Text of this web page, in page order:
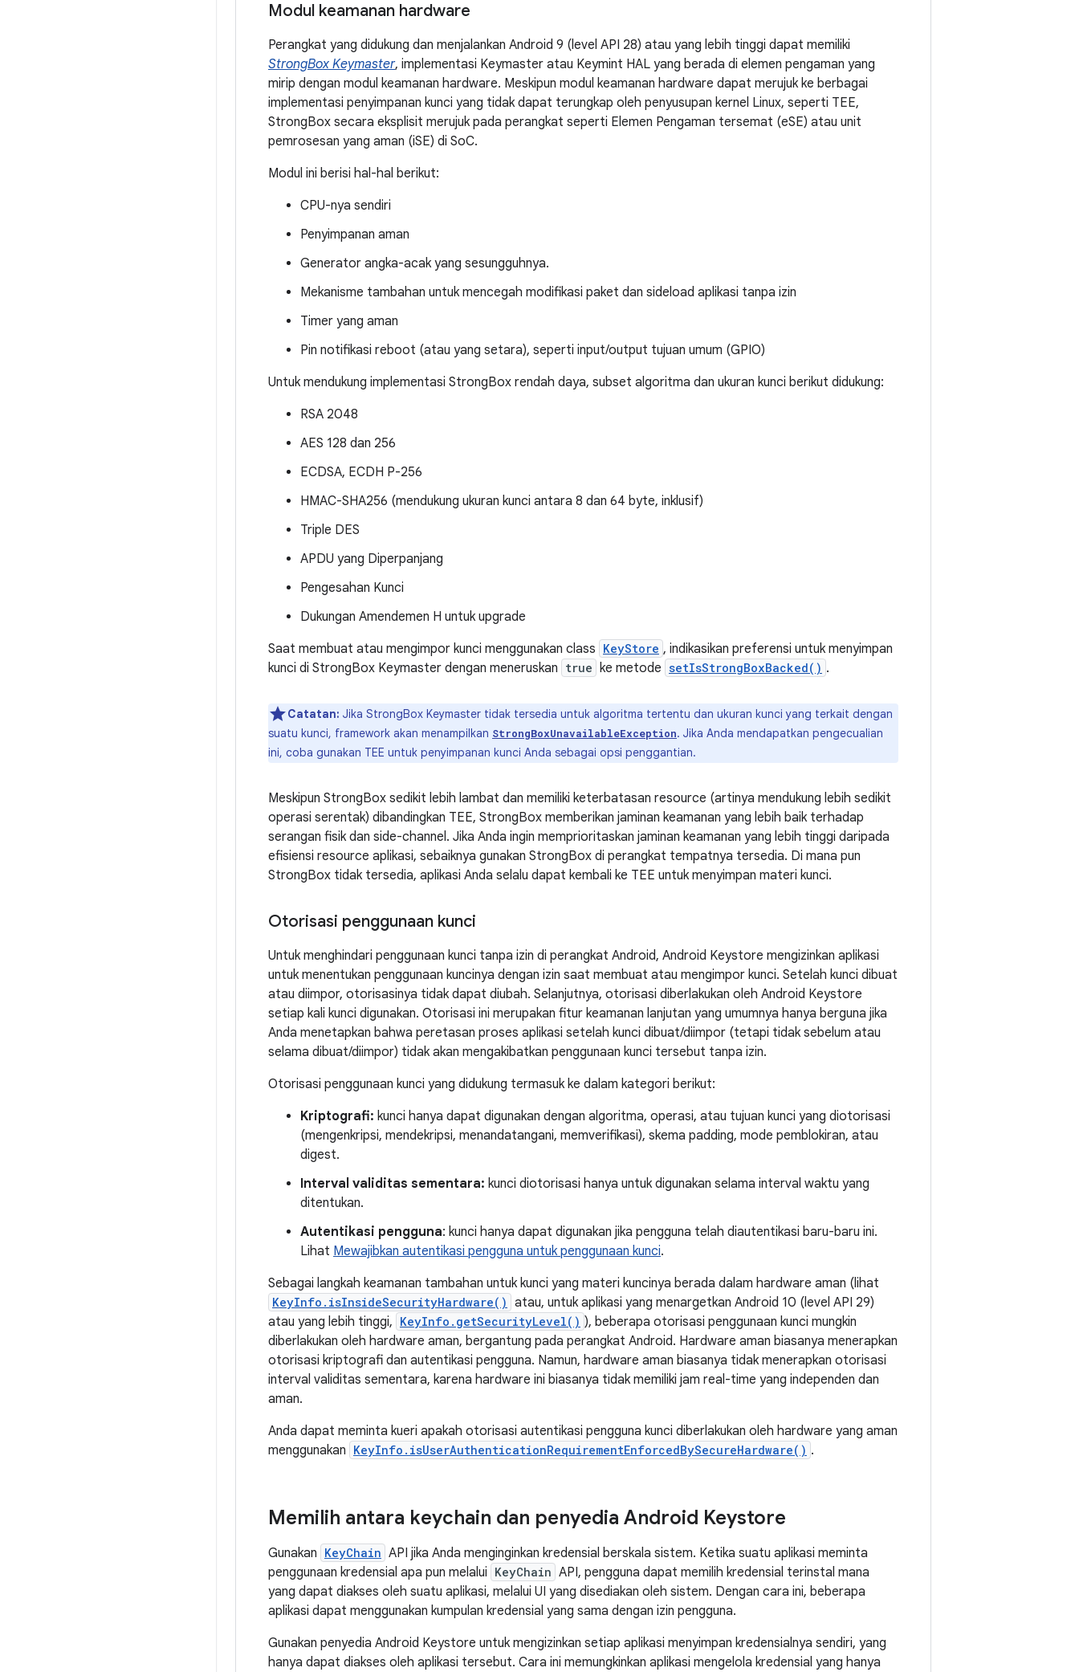
Modul keamanan hardware
Perangkat yang didukung dan menjalankan Android 9 (level API 28) atau yang lebih tinggi dapat memiliki
StrongBox Keymaster, implementasi Keymaster atau Keymint HAL yang berada di elemen pengaman yang
mirip dengan modul keamanan hardware. Meskipun modul keamanan hardware dapat merujuk ke berbagai
implementasi penyimpanan kunci yang tidak dapat terungkap oleh penyusupan kernel Linux, seperti TEE,
StrongBox secara eksplisit merujuk pada perangkat seperti Elemen Pengaman tersemat (eSE) atau unit
pemrosesan yang aman (iSE) di SoC.
Modul ini berisi hal-hal berikut:
CPU-nya sendiri
Penyimpanan aman
Generator angka-acak yang sesungguhnya.
Mekanisme tambahan untuk mencegah modifikasi paket dan sideload aplikasi tanpa izin
Timer yang aman
Pin notifikasi reboot (atau yang setara), seperti input/output tujuan umum (GPIO)
Untuk mendukung implementasi StrongBox rendah daya, subset algoritma dan ukuran kunci berikut didukung:
RSA 2048
AES 128 dan 256
ECDSA, ECDH P-256
HMAC-SHA256 (mendukung ukuran kunci antara 8 dan 64 byte, inklusif)
Triple DES
APDU yang Diperpanjang
Pengesahan Kunci
Dukungan Amendemen H untuk upgrade
Saat membuat atau mengimpor kunci menggunakan class KeyStore , indikasikan preferensi untuk menyimpan
kunci di StrongBox Keymaster dengan meneruskan true ke metode setIsStrongBoxBacked() .
Catatan: Jika StrongBox Keymaster tidak tersedia untuk algoritma tertentu dan ukuran kunci yang terkait dengan
suatu kunci, framework akan menampilkan StrongBoxUnavailableException. Jika Anda mendapatkan pengecualian
ini, coba gunakan TEE untuk penyimpanan kunci Anda sebagai opsi penggantian.
Meskipun StrongBox sedikit lebih lambat dan memiliki keterbatasan resource (artinya mendukung lebih sedikit
operasi serentak) dibandingkan TEE, StrongBox memberikan jaminan keamanan yang lebih baik terhadap
serangan fisik dan side-channel. Jika Anda ingin memprioritaskan jaminan keamanan yang lebih tinggi daripada
efisiensi resource aplikasi, sebaiknya gunakan StrongBox di perangkat tempatnya tersedia. Di mana pun
StrongBox tidak tersedia, aplikasi Anda selalu dapat kembali ke TEE untuk menyimpan materi kunci.
Otorisasi penggunaan kunci
Untuk menghindari penggunaan kunci tanpa izin di perangkat Android, Android Keystore mengizinkan aplikasi
untuk menentukan penggunaan kuncinya dengan izin saat membuat atau mengimpor kunci. Setelah kunci dibuat
atau diimpor, otorisasinya tidak dapat diubah. Selanjutnya, otorisasi diberlakukan oleh Android Keystore
setiap kali kunci digunakan. Otorisasi ini merupakan fitur keamanan lanjutan yang umumnya hanya berguna jika
Anda menetapkan bahwa peretasan proses aplikasi setelah kunci dibuat/diimpor (tetapi tidak sebelum atau
selama dibuat/diimpor) tidak akan mengakibatkan penggunaan kunci tersebut tanpa izin.
Otorisasi penggunaan kunci yang didukung termasuk ke dalam kategori berikut:
Kriptografi: kunci hanya dapat digunakan dengan algoritma, operasi, atau tujuan kunci yang diotorisasi
(mengenkripsi, mendekripsi, menandatangani, memverifikasi), skema padding, mode pemblokiran, atau
digest.
Interval validitas sementara: kunci diotorisasi hanya untuk digunakan selama interval waktu yang
ditentukan.
Autentikasi pengguna: kunci hanya dapat digunakan jika pengguna telah diautentikasi baru-baru ini.
Lihat Mewajibkan autentikasi pengguna untuk penggunaan kunci.
Sebagai langkah keamanan tambahan untuk kunci yang materi kuncinya berada dalam hardware aman (lihat
KeyInfo.isInsideSecurityHardware() atau, untuk aplikasi yang menargetkan Android 10 (level API 29)
atau yang lebih tinggi, KeyInfo.getSecurityLevel() ), beberapa otorisasi penggunaan kunci mungkin
diberlakukan oleh hardware aman, bergantung pada perangkat Android. Hardware aman biasanya menerapkan
otorisasi kriptografi dan autentikasi pengguna. Namun, hardware aman biasanya tidak menerapkan otorisasi
interval validitas sementara, karena hardware ini biasanya tidak memiliki jam real-time yang independen dan
aman.
Anda dapat meminta kueri apakah otorisasi autentikasi pengguna kunci diberlakukan oleh hardware yang aman
menggunakan KeyInfo.isUserAuthenticationRequirementEnforcedBySecureHardware() .
Memilih antara keychain dan penyedia Android Keystore
Gunakan KeyChain API jika Anda menginginkan kredensial berskala sistem. Ketika suatu aplikasi meminta
penggunaan kredensial apa pun melalui KeyChain API, pengguna dapat memilih kredensial terinstal mana
yang dapat diakses oleh suatu aplikasi, melalui UI yang disediakan oleh sistem. Dengan cara ini, beberapa
aplikasi dapat menggunakan kumpulan kredensial yang sama dengan izin pengguna.
Gunakan penyedia Android Keystore untuk mengizinkan setiap aplikasi menyimpan kredensialnya sendiri, yang
hanya dapat diakses oleh aplikasi tersebut. Cara ini memungkinkan aplikasi mengelola kredensial yang hanya